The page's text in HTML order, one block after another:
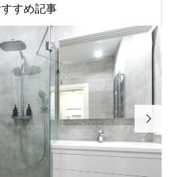
すめ記事
